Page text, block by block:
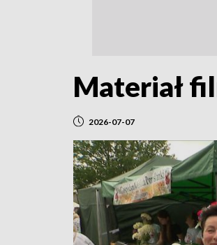
Materiał
2026-07-07